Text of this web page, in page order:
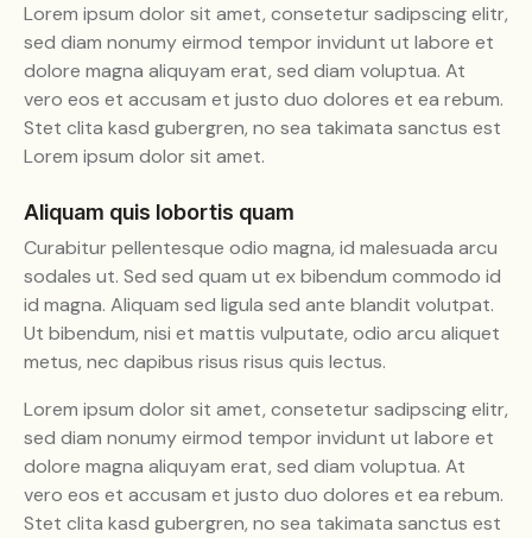
Lorem ipsum dolor sit amet, consetetur sadipscing elitr,
sed diam nonumy eirmod tempor invidunt ut labore et
dolore magna aliquyam erat, sed diam voluptua. At
vero eos et accusam et justo duo dolores et ea rebum.
Stet clita kasd gubergren, no sea takimata sanctus est
Lorem ipsum dolor sit amet.
Aliquam quis lobortis quam
Curabitur pellentesque odio magna, id malesuada arcu
sodales ut. Sed sed quam ut ex bibendum commodo id
id magna. Aliquam sed ligula sed ante blandit volutpat.
Ut bibendum, nisi et mattis vulputate, odio arcu aliquet
metus, nec dapibus risus risus quis lectus.
Lorem ipsum dolor sit amet, consetetur sadipscing elitr,
sed diam nonumy eirmod tempor invidunt ut labore et
dolore magna aliquyam erat, sed diam voluptua. At
vero eos et accusam et justo duo dolores et ea rebum.
Stet clita kasd gubergren, no sea takimata sanctus est